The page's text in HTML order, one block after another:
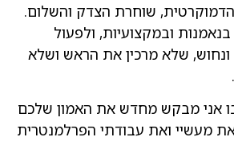
שוחרת הצדק והשלום.
ובמקצועיות, ולפעול
ונחוש, שלא מרכין את הראש ושלא
אני מבקש מחדש את האמון שלכם
מעשיי ואת עבודתי הפרלמנטרית